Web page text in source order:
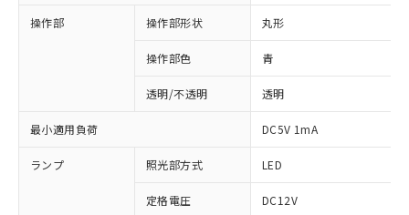
操作部 操作部形状 丸形
操作部色 青
透明/不透明 透明
最小適用負荷 DC5V 1mA
ランプ 照光部方式 LED
定格電圧 DC12V